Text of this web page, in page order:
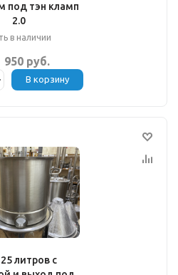
под тэн кламп
2.0
в наличии
950 руб.
В корзину
литров с